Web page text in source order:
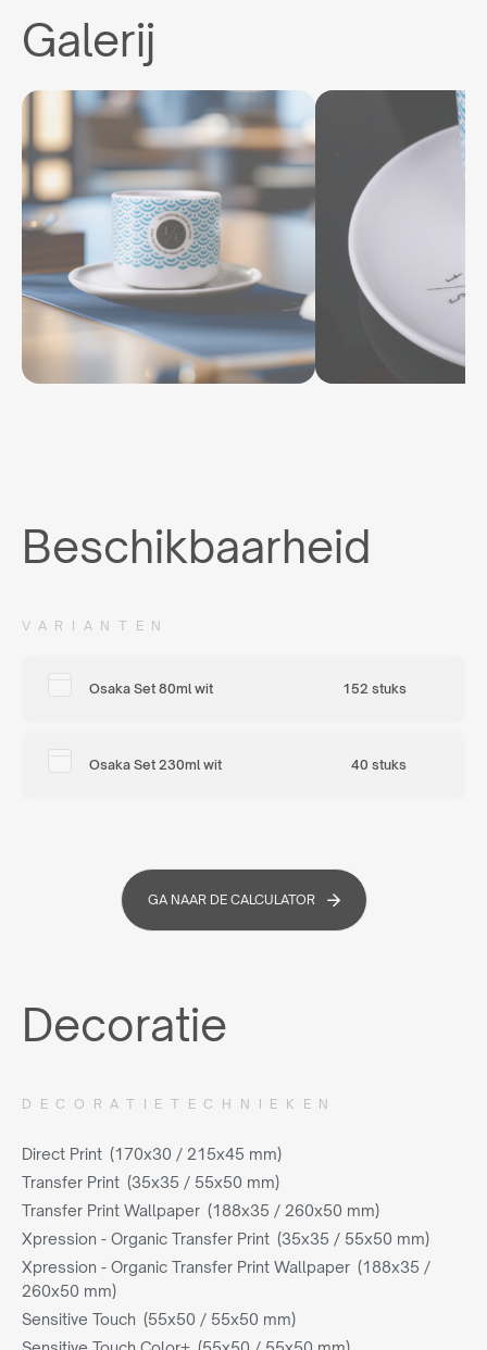
Galerij
Beschikbaarheid
VARIANTEN
Osaka Set 80ml wit 152 stuks
Osaka Set 230ml wit 40 stuks
GA NAAR DE CALCULATOR
Decoratie
DECORATIETECHNIEKEN
Direct Print (170x30 / 215x45 mm)
Transfer Print (35x35 / 55x50 mm)
Transfer Print Wallpaper (188x35 / 260x50 mm)
Xpression - Organic Transfer Print (35x35 / 55x50 mm)
Xpression - Organic Transfer Print Wallpaper (188x35 /
260x50 mm)
Sensitive Touch (55x50 / 55x50 mm)